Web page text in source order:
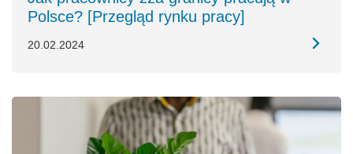
Polsce? [Przegląd rynku pracy]
20.02.2024